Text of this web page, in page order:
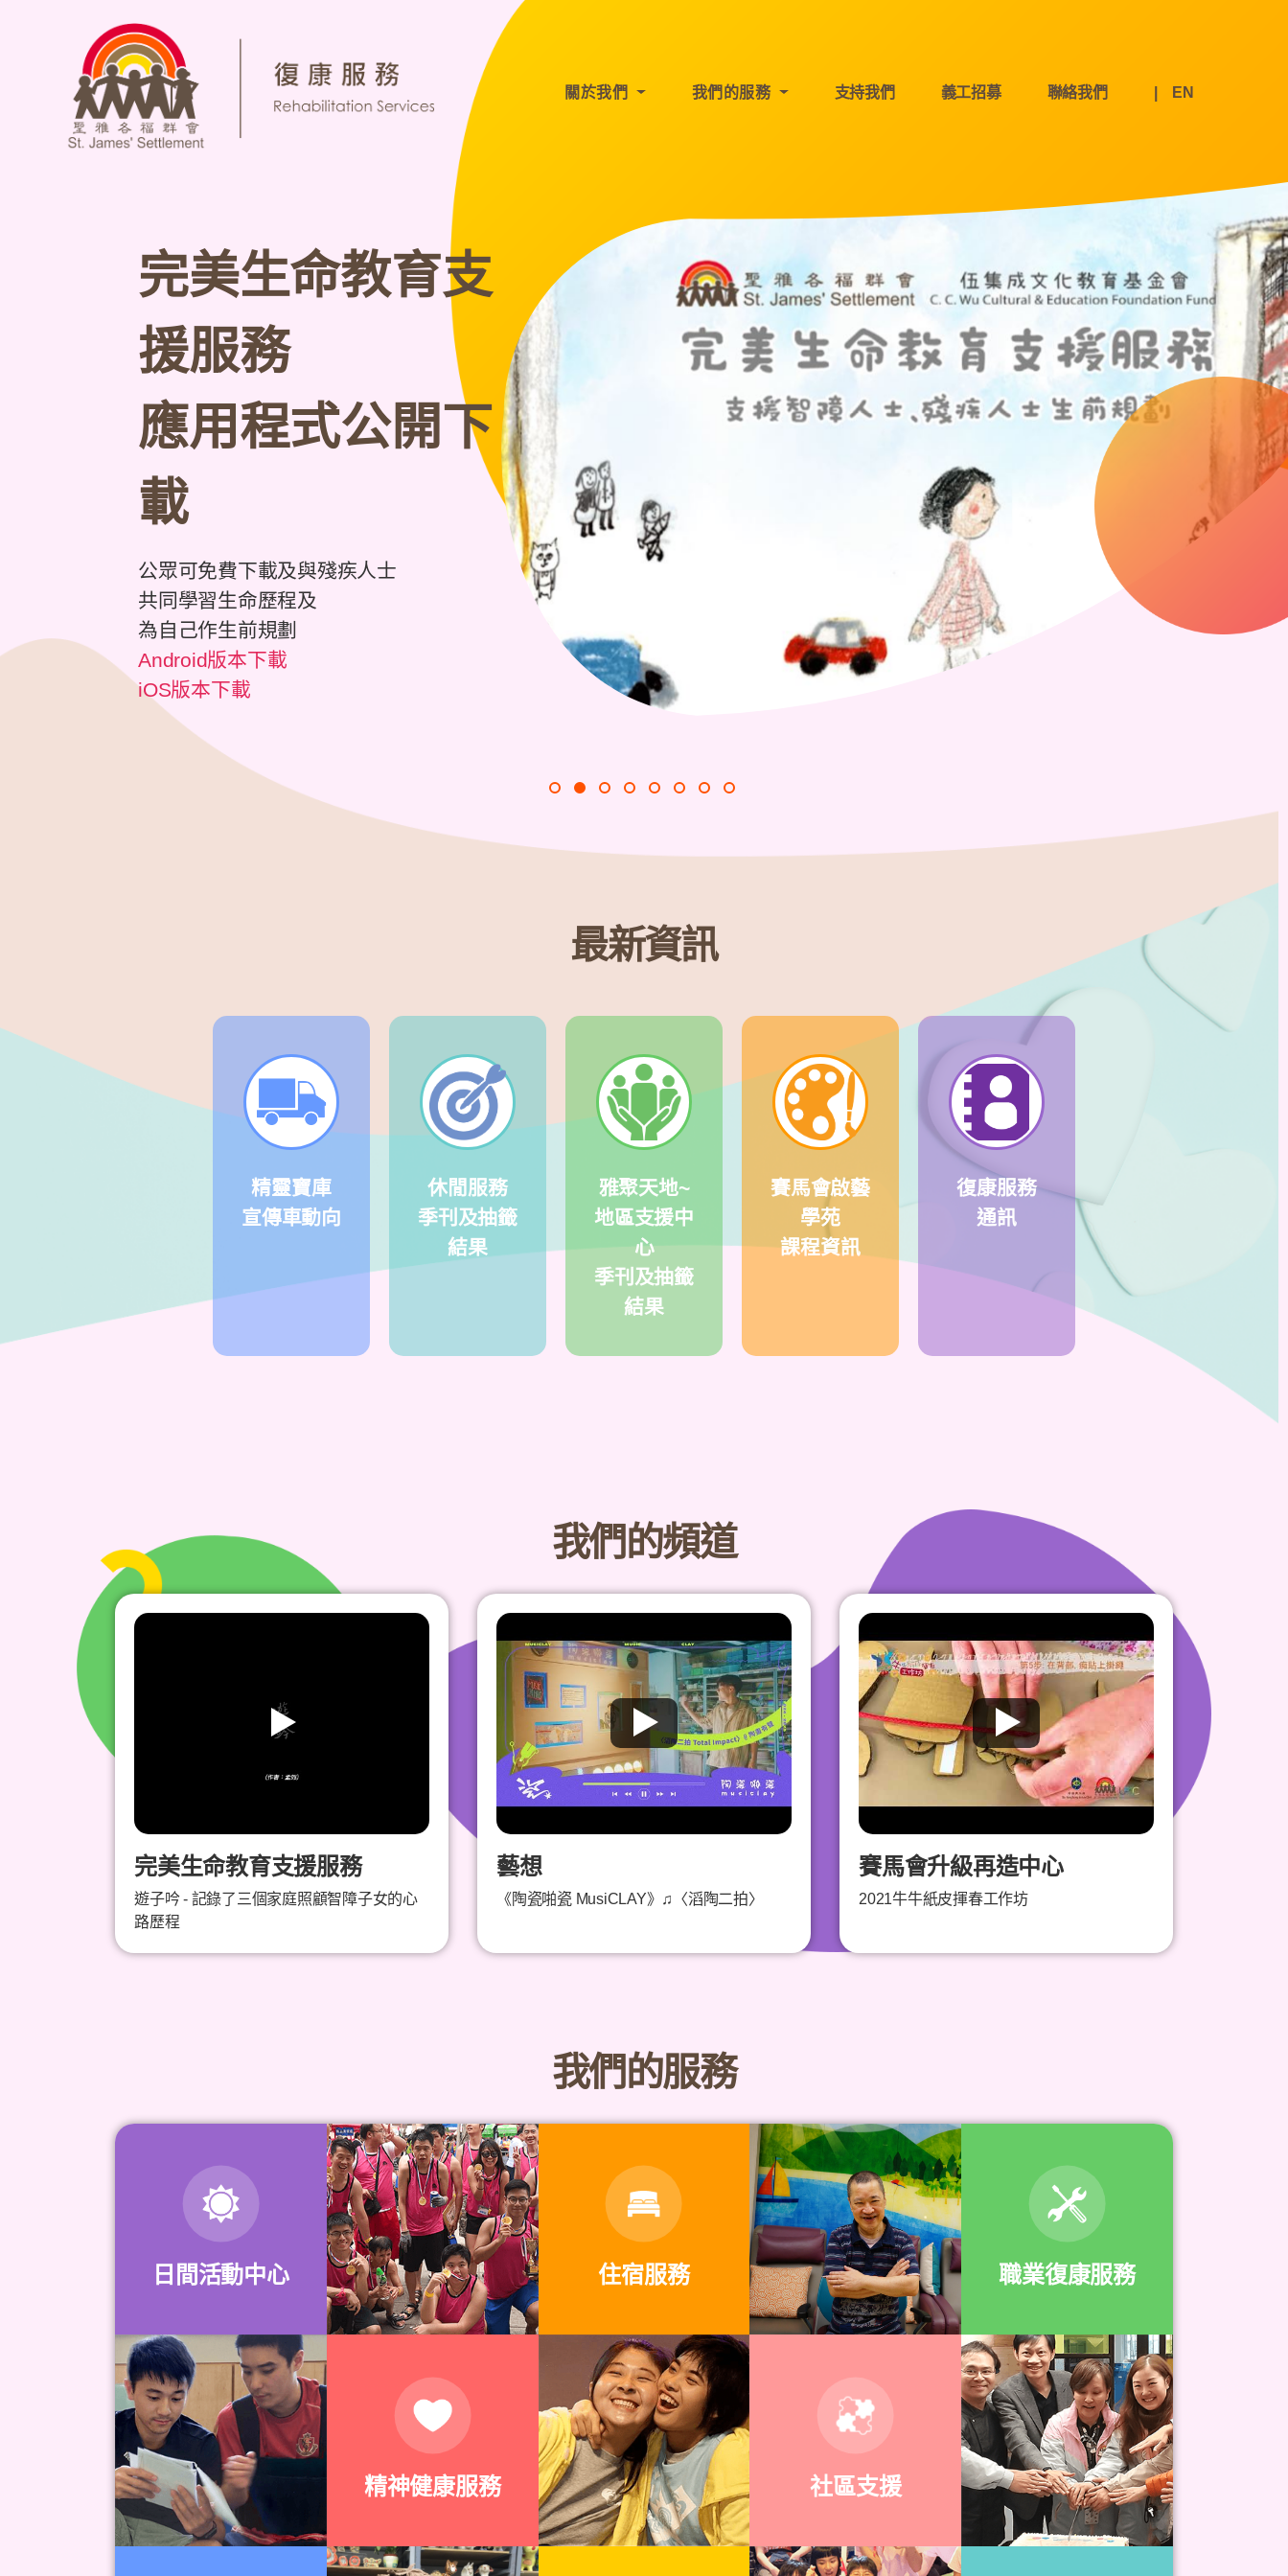
關於我們 我們的服務 支持我們 義工招募 聯絡我們 EN
完美生命教育支
援服務
應用程式公開下
載
公眾可免費下載及與殘疾人士
共同學習生命歷程及
為自己作生前規劃
Android版本下載
iOS版本下載
新
曉
宿舍已獲
最新資訊
精靈寶庫
宣傳車動向
休閒服務
季刊及抽籤
結果
雅聚天地~
地區支援中
心
季刊及抽籤
結果
賽馬會啟藝
學苑
課程資訊
復康服務
通訊
我們的頻道
完美生命教育支援服務
遊子吟 - 記錄了三個家庭照顧智障子女的心
路歷程
藝想
《陶瓷啪瓷 MusiCLAY》♫〈滔陶二拍〉
賽馬會升級再造中心
2021牛牛紙皮揮春工作坊
我們的服務
日間活動中心 住宿服務 職業復康服務
精神健康服務 社區支援